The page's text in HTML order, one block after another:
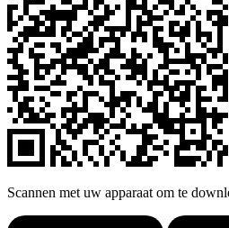
Scannen met uw apparaat om te